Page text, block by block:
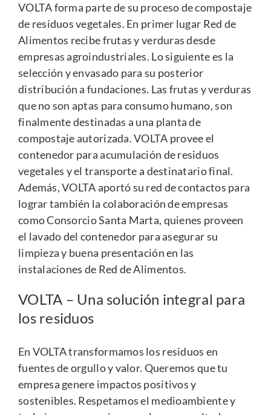
VOLTA forma parte de su proceso de compostaje
de residuos vegetales. En primer lugar Red de
Alimentos recibe frutas y verduras desde
empresas agroindustriales. Lo siguiente es la
selección y envasado para su posterior
distribución a fundaciones. Las frutas y verduras
que no son aptas para consumo humano, son
finalmente destinadas a una planta de
compostaje autorizada. VOLTA provee el
contenedor para acumulación de residuos
vegetales y el transporte a destinatario final.
Además, VOLTA aportó su red de contactos para
lograr también la colaboración de empresas
comoConsorcio Santa Marta, quienes proveen
el lavado del contenedor para asegurar su
limpieza y buena presentación en las
instalaciones de Red de Alimentos.
VOLTA – Una solución integral para
los residuos
En VOLTA transformamos los residuos en
fuentes de orgullo y valor. Queremos que tu
empresa genere impactos positivos y
sostenibles. Respetamos el medioambiente y